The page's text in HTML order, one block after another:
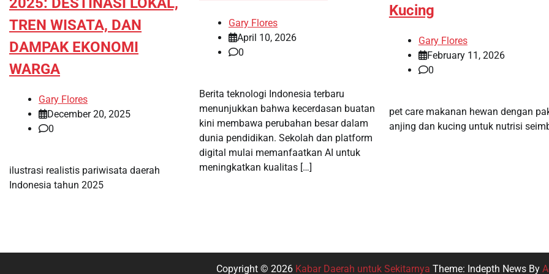
TREN WISATA, DAN
DAMPAK EKONOMI
WARGA
Gary Flores
December 20, 2025
0
ilustrasi realistis pariwisata daerah
Indonesia tahun 2025
Gary Flores
April 10, 2026
0
Berita teknologi Indonesia terbaru
menunjukkan bahwa kecerdasan buatan
kini membawa perubahan besar dalam
dunia pendidikan. Sekolah dan platform
digital mulai memanfaatkan AI untuk
meningkatkan kualitas […]
Kucing
Gary Flores
February 11, 2026
0
pet care makanan hewan dengan
anjing dan kucing untuk nutrisi
Copyright © 2026 Kabar Daerah untuk Sekitarnya Theme: Indepth News By